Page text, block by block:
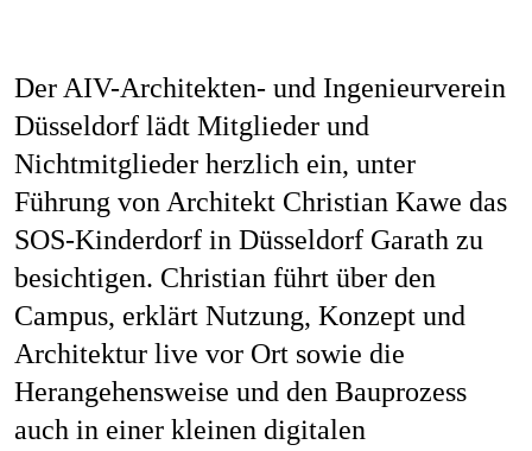
Der AIV-Architekten- und Ingenieurverein
Düsseldorf lädt Mitglieder und
Nichtmitglieder herzlich ein, unter
Führung von Architekt Christian Kawe das
SOS-Kinderdorf in Düsseldorf Garath zu
besichtigen. Christian führt über den
Campus, erklärt Nutzung, Konzept und
Architektur live vor Ort sowie die
Herangehensweise und den Bauprozess
auch in einer kleinen digitalen